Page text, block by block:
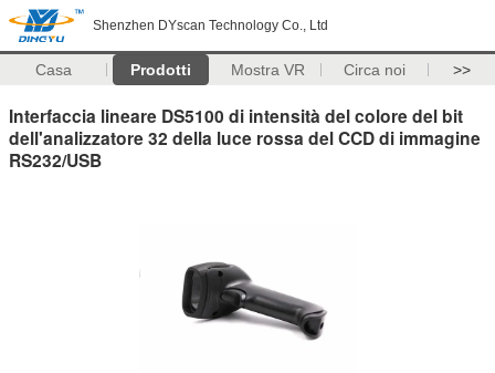
Shenzhen DYscan Technology Co., Ltd
Casa Prodotti Mostra VR Circa noi >>
Interfaccia lineare DS5100 di intensità del colore del bit
dell'analizzatore 32 della luce rossa del CCD di immagine
RS232/USB